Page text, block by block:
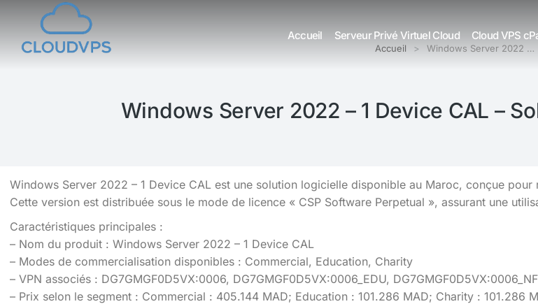
Accueil Serveur Privé Virtuel Cloud Cloud VPS
Vous êtes ici : Accueil Windows Server 2022 …
Windows Server 2022 – 1 Device CAL –
Windows Server 2022 – 1 Device CAL est une solution logicielle disponible au Maroc, conçue
Cette version est distribuée sous le mode de licence « CSP Software Perpetual », assurant une
Caractéristiques principales :
– Nom du produit : Windows Server 2022 – 1 Device CAL
– Modes de commercialisation disponibles : Commercial, Education, Charity
– VPN associés : DG7GMGF0D5VX:0006, DG7GMGF0D5VX:0006_EDU,
– Prix selon le segment : Commercial : 405.144 MAD; Education : 101.286 MAD; Charity : 101.286